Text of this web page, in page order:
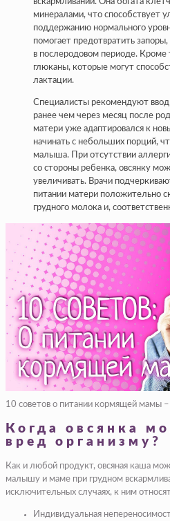
вскармливании. Она богата
минералами, что способствует
поддержанию нормального
помогает предотвратить
в послеродовом периоде. Кроме
глюканы, которые могут
лактации.
Специалисты рекомендуют
ранее чем через месяц после
матери уже адаптировался к
начинать с небольших порций,
малыша. При отсутствии
со стороны ребенка, овсянку
увеличивать. Врачи
питании матери положительно
грудного молока и,
10 советов о питании кормящей мамы
Когда овсянка
вред организму?
Как и любой продукт, овсяная каша
малышу и маме при грудном
исключительных случаях, к ним
Индивидуальная